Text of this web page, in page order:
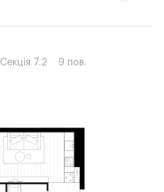
Секція 7.2 9 пов.